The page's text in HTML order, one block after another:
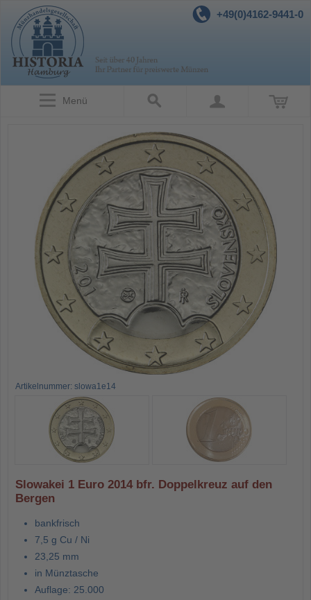
+49(0)4162-9441-0
Menü
Artikelnummer: slowa1e14
Slowakei 1 Euro 2014 bfr. Doppelkreuz auf den
Bergen
bankfrisch
7,5 g Cu / Ni
23,25 mm
in Münztasche
Auflage: 25.000